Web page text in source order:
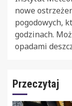
nowe
pogodowych,
godzinach.
opadami
Przeczytaj